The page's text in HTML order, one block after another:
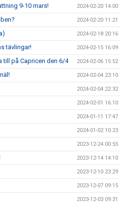
9-10 mars! 2024-02-20 14:00
2024-02-20 11:21
2024-02-18 20:16
tävlingar! 2024-02-15 16:09
till på Capricen den 6/4 2024-02-06 15:52
2024-02-04 23:10
2024-02-04 22:32
2024-02-01 16:10
2024-01-11 17:47
2024-01-02 10:23
2023-12-24 00:55
2023-12-14 14:10
2023-12-10 23:29
2023-12-07 09:15
2023-12-03 09:31